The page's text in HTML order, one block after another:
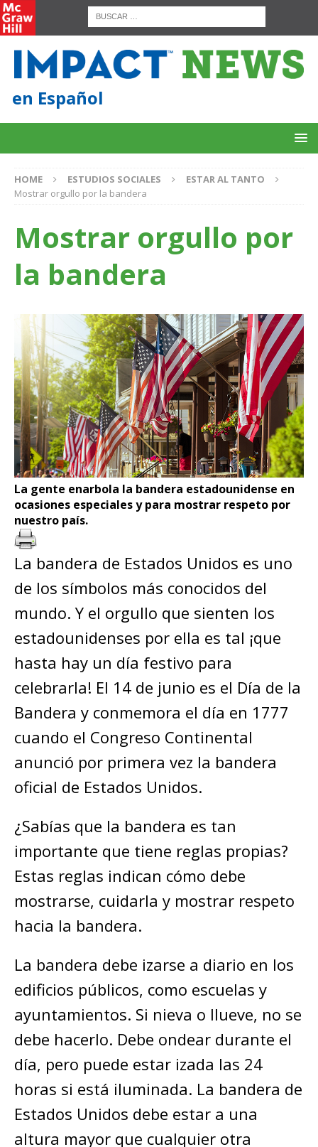
en Español
HOME ESTUDIOS SOCIALES
ESTAR AL TANTO
Mostrar orgullo por la bandera
Mostrar orgullo por
la bandera
La gente enarbola la bandera estadounidense en
ocasiones especiales y para mostrar respeto por
nuestro país.
La bandera de Estados Unidos es uno
de los símbolos más conocidos del
mundo. Y el orgullo que sienten los
estadounidenses por ella es tal ¡que
hasta hay un día festivo para
celebrarla! El 14 de junio es el Día de la
Bandera y conmemora el día en 1777
cuando el Congreso Continental
anunció por primera vez la bandera
oficial de Estados Unidos.
¿Sabías que la bandera es tan
importante que tiene reglas propias?
Estas reglas indican cómo debe
mostrarse, cuidarla y mostrar respeto
hacia la bandera.
La bandera debe izarse a diario en los
edificios públicos, como escuelas y
ayuntamientos. Si nieva o llueve, no se
debe hacerlo. Debe ondear durante el
día, pero puede estar izada las 24
horas si está iluminada. La bandera de
Estados Unidos debe estar a una
altura mayor que cualquier otra